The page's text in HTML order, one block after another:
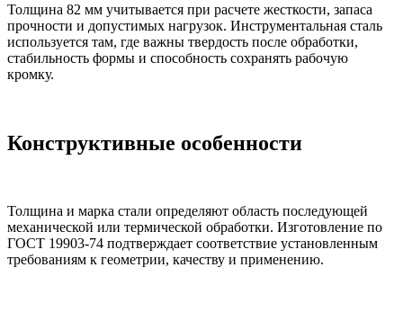
Толщина 82 мм учитывается при расчете жесткости, запаса
прочности и допустимых нагрузок. Инструментальная сталь
используется там, где важны твердость после обработки,
стабильность формы и способность сохранять рабочую
кромку.
Конструктивные особенности
Толщина и марка стали определяют область последующей
механической или термической обработки. Изготовление по
ГОСТ 19903-74 подтверждает соответствие установленным
требованиям к геометрии, качеству и применению.